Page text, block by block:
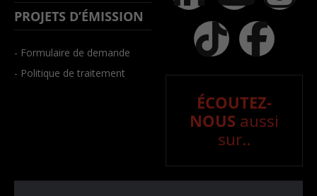
PROJETS D’ÉMISSION
- Formulaire de demande
- Politique de traitement
ÉCOUTEZ-
NOUS aussi
sur..